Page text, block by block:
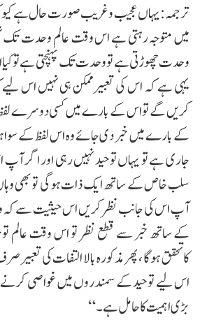
ترجمہ:یہاں عجیب وغریب صورت حال ہے
میں متوجہ رہتی ہے اس وقت عالم وحدت تک
وحدت چھوڑتی ہے تو وحدت تک پہنچتی ہے تو کیا
یہی ہے کہ اس کی تعبیرممکن ہی نہیں اس
کریں گے تو اس کے بارے میں کسی دوسرے
کے بارے میں خبر دی جائے وہ اس لفظ کے سوا
جاری ہے تو یہاں توحید نہیں رہی اور اگر آپ
سلب خاص کے ساتھ ایک ذات ہوگی تو بھی وہاں
آپ اس کی جانب نظر کریں اس حیثیت سے کہ وہ
کے ساتھ خبر سے قطع نظر تو اس وقت عالم
کاتحقق ہوگا ، پھر مذکورہ بالا التفات کی تعبیر
اس لیے توحید کے سمندروں میں غواصی کرنے
بڑی اہمیت کا حامل ہے۔“